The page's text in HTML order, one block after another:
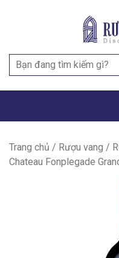
Search
for:
Trang chủ / Rượu vang /
Chateau Fonplegade